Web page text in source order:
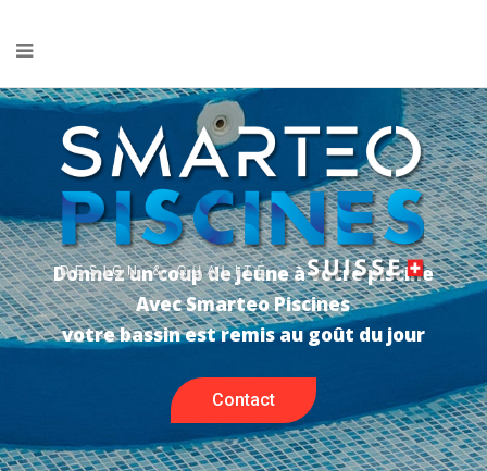
Donnez un coup de jeune à votre piscine
Avec Smarteo Piscines
votre bassin est remis au goût du jour
Contact